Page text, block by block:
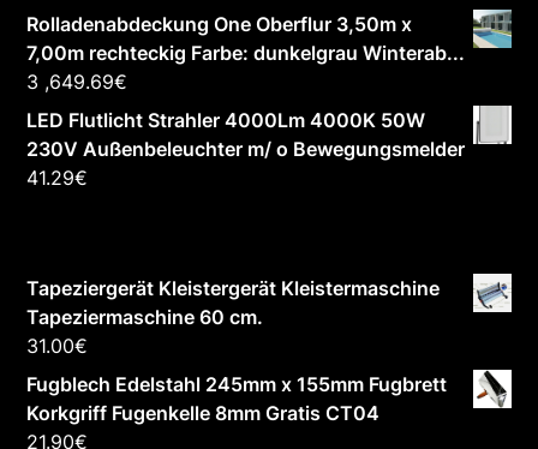
Rolladenabdeckung One Oberflur 3,50m x
7,00m rechteckig Farbe: dunkelgrau Winterab...
3 ,649.69€
LED Flutlicht Strahler 4000Lm 4000K 50W
230V Außenbeleuchter m/ o Bewegungsmelder
41.29€
Tapeziergerät Kleistergerät Kleistermaschine
Tapeziermaschine 60 cm.
31.00€
Fugblech Edelstahl 245mm x 155mm Fugbrett
Korkgriff Fugenkelle 8mm Gratis CT04
21.90€